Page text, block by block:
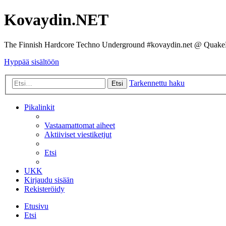
Kovaydin.NET
The Finnish Hardcore Techno Underground #kovaydin.net @
Hyppää sisältöön
Etsi Tarkennettu haku
Pikalinkit
Vastaamattomat aiheet
Aktiiviset viestiketjut
Etsi
UKK
Kirjaudu sisään
Rekisteröidy
Etusivu
Etsi